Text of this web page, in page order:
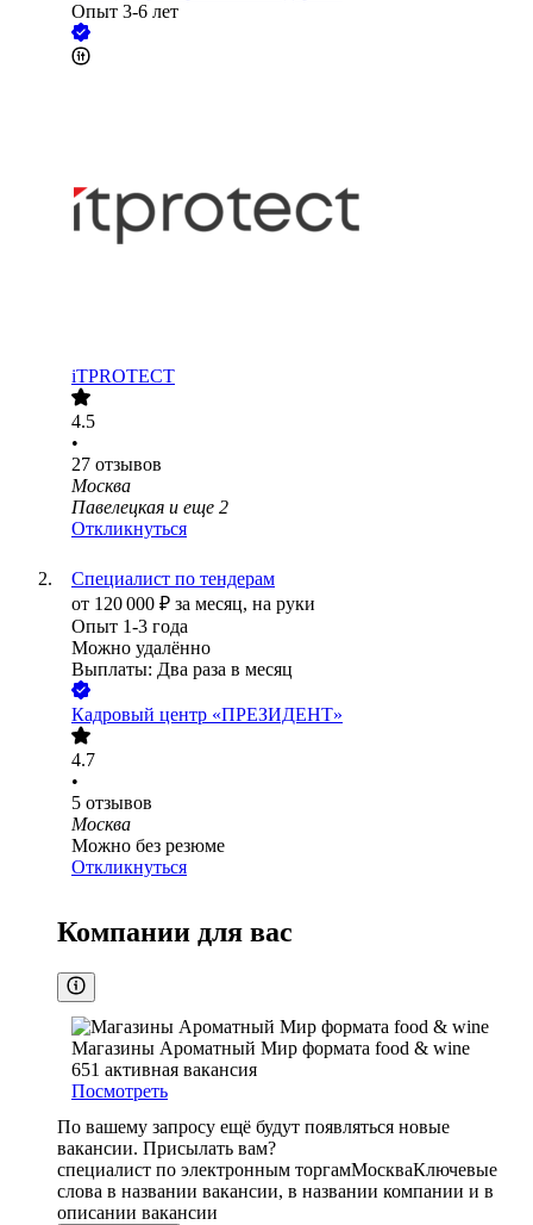
Опыт 3-6 лет
iTPROTECT
4.5
•
27 отзывов
Москва
Павелецкая и еще 2
Откликнуться
Специалист по тендерам
от 120 000 ₽ за месяц, на руки
Опыт 1-3 года
Можно удалённо
Выплаты: Два раза в месяц
Кадровый центр «ПРЕЗИДЕНТ»
4.7
•
5 отзывов
Москва
Можно без резюме
Откликнуться
Компании для вас
Магазины Ароматный Мир формата food & wine
651 активная вакансия
Посмотреть
По вашему запросу ещё будут появляться новые
вакансии. Присылать вам?
специалист по электронным торгамМоскваКлючевые
слова в названии вакансии, в названии компании и в
описании вакансии